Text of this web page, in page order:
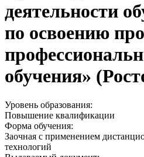
деятельности
по освоению
обучения»
Уровень образования:
Повышение квалификации
Форма обучения:
Заочная с применением
технологий